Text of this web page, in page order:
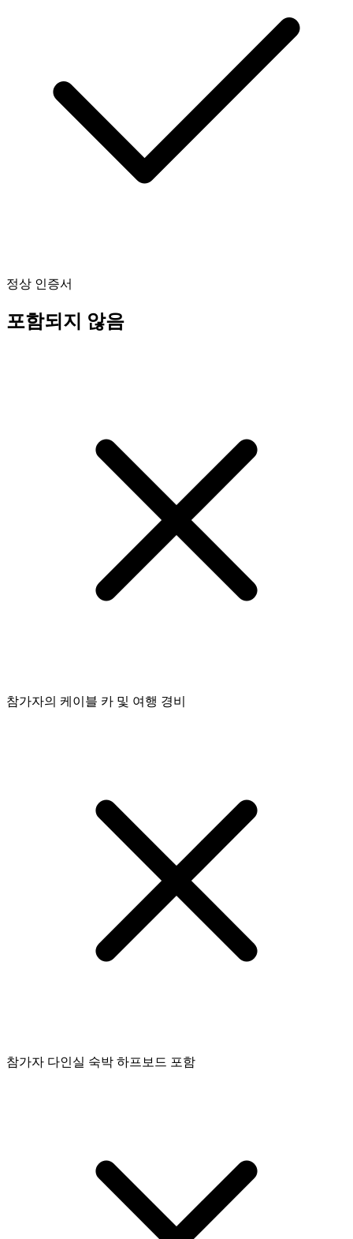
정상 인증서
포함되지 않음
참가자의 케이블 카 및 여행 경비
참가자 다인실 숙박 하프보드 포함